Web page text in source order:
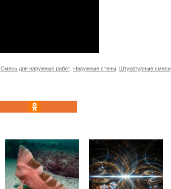
Смесь для наружных работ Наружные стены Штукатурные смеси